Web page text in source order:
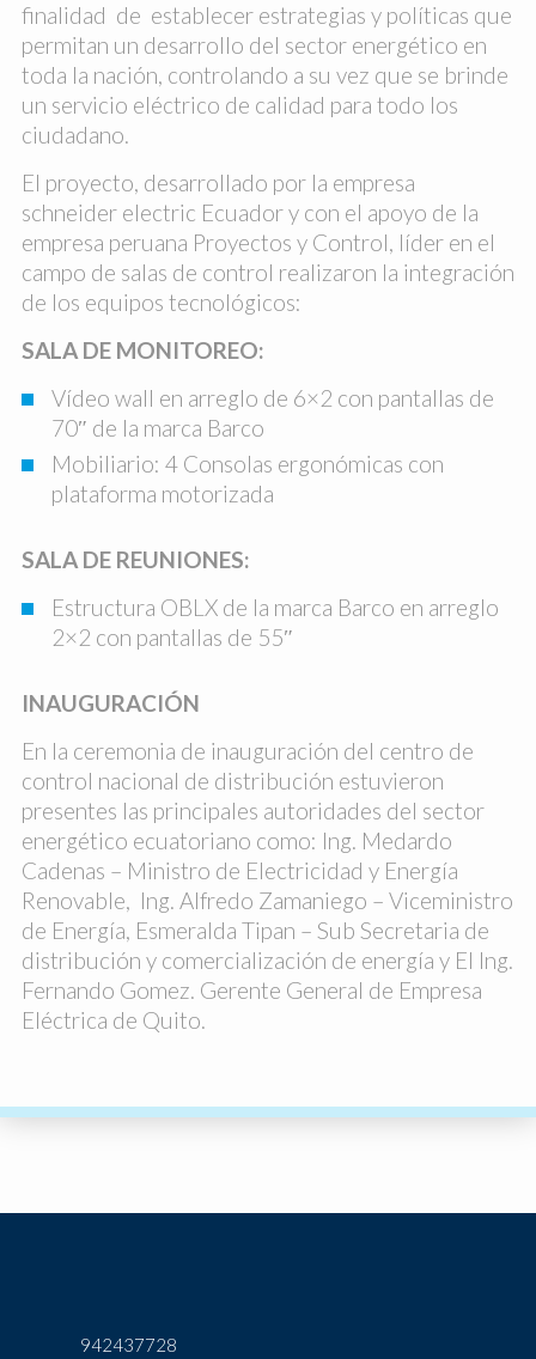
finalidad de establecer estrategias y políticas que
permitan un desarrollo del sector energético en
toda la nación, controlando a su vez que se brinde
un servicio eléctrico de calidad para todo los
ciudadano.
El proyecto, desarrollado por la empresa
schneider electric Ecuador y con el apoyo de la
empresa peruana Proyectos y Control, líder en el
campo de salas de control realizaron la integración
de los equipos tecnológicos:
SALA DE MONITOREO:
Vídeo wall en arreglo de 6×2 con pantallas de
70″ de la marca Barco
Mobiliario: 4 Consolas ergonómicas con
plataforma motorizada
SALA DE REUNIONES:
Estructura OBLX de la marca Barco en arreglo
2×2 con pantallas de 55″
INAUGURACIÓN
En la ceremonia de inauguración del centro de
control nacional de distribución estuvieron
presentes las principales autoridades del sector
energético ecuatoriano como: Ing. Medardo
Cadenas – Ministro de Electricidad y Energía
Renovable, Ing. Alfredo Zamaniego – Viceministro
de Energía, Esmeralda Tipan – Sub Secretaria de
distribución y comercialización de energía y El Ing.
Fernando Gomez. Gerente General de Empresa
Eléctrica de Quito.
942437728